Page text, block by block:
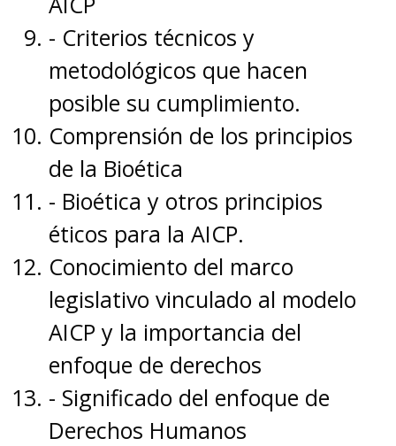
- Criterios técnicos y
metodológicos que hacen
posible su cumplimiento.
Comprensión de los principios
de la Bioética
- Bioética y otros principios
éticos para la AICP.
Conocimiento del marco
legislativo vinculado al modelo
AICP y la importancia del
enfoque de derechos
- Significado del enfoque de
Derechos Humanos